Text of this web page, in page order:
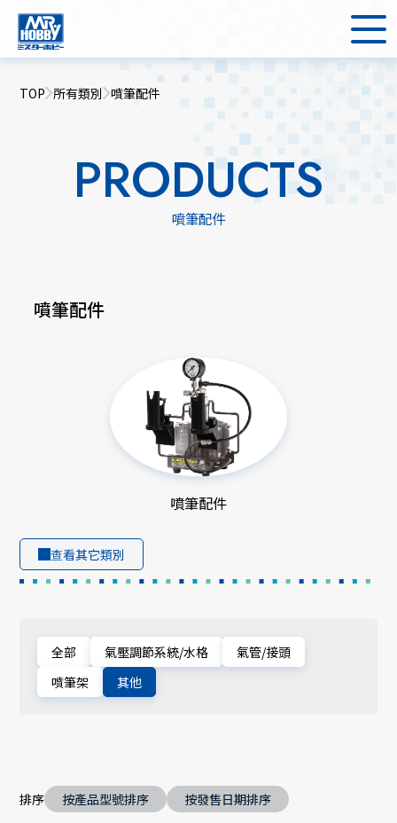
TOP 所有類別 噴筆配件
PRODUCTS
噴筆配件
噴筆配件
噴筆配件
查看其它類別
全部 氣壓調節系統/水格
氣管/接頭
噴筆架
其他
排序 按產品型號排序 按發售日期排序